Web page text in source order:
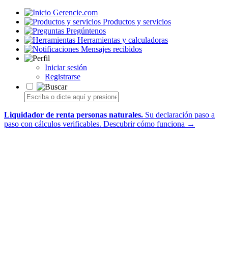
Gerencie.com
Productos y servicios
Pregúntenos
Herramientas y calculadoras
Mensajes recibidos
Iniciar sesión
Registrarse
Liquidador de renta personas naturales. Su declaración paso a
paso con cálculos verificables. Descubrir cómo funciona →